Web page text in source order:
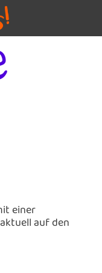
einer
auf den